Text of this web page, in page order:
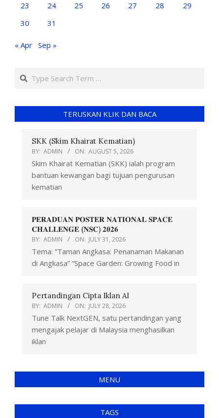
23
24 25 26 27 28
29
30
31
« Apr Sep »
TERUSKAN KLIK DAN BACA
SKK (Skim Khairat Kematian)
BY: ADMIN ON: AUGUST 5, 2026
Skim Khairat Kematian (SKK) ialah program
bantuan kewangan bagi tujuan pengurusan
kematian
𝐏𝐄𝐑𝐀𝐃𝐔𝐀𝐍 𝐏𝐎𝐒𝐓𝐄𝐑 𝐍𝐀𝐓𝐈𝐎𝐍𝐀𝐋 𝐒𝐏𝐀𝐂𝐄
𝐂𝐇𝐀𝐋𝐋𝐄𝐍𝐆𝐄 (𝐍𝐒𝐂) 𝟐𝟎𝟐𝟔
BY: ADMIN ON: JULY 31, 2026
Tema: “Taman Angkasa: Penanaman Makanan
di Angkasa” “Space Garden: Growing Food in
Pertandingan Cipta Iklan AI
BY: ADMIN ON: JULY 28, 2026
Tune Talk NextGEN, satu pertandingan yang
mengajak pelajar di Malaysia menghasilkan
iklan
MENU
TAGS